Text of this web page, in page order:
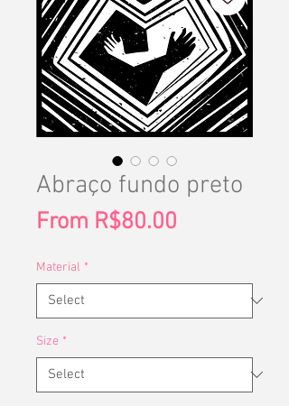
Abraço fundo preto
From R$80.00
Material *
Size *